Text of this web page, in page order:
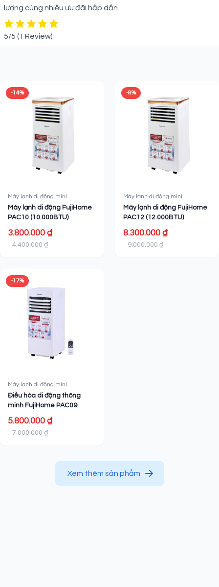
lượng cùng nhiều ưu đãi hấp dẫn.
5/5 (1 Review)
-14%
Máy lạnh di động mini
Máy lạnh di động FujiHome
PAC10 (10.000BTU)
3.800.000 ₫
4.400.000 ₫
-8%
Máy lạnh di động mini
Máy lạnh di động FujiHome
PAC12 (12.000BTU)
8.300.000 ₫
9.000.000 ₫
-17%
Máy lạnh di động mini
Điều hòa di động thông
minh FujiHome PAC09
5.800.000 ₫
7.000.000 ₫
Xem thêm sản phẩm